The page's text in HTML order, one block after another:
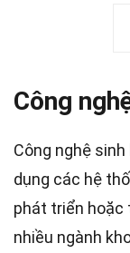
Công
Công nghệ
dụng các hệ
phát triển hoặc
nhiều ngành